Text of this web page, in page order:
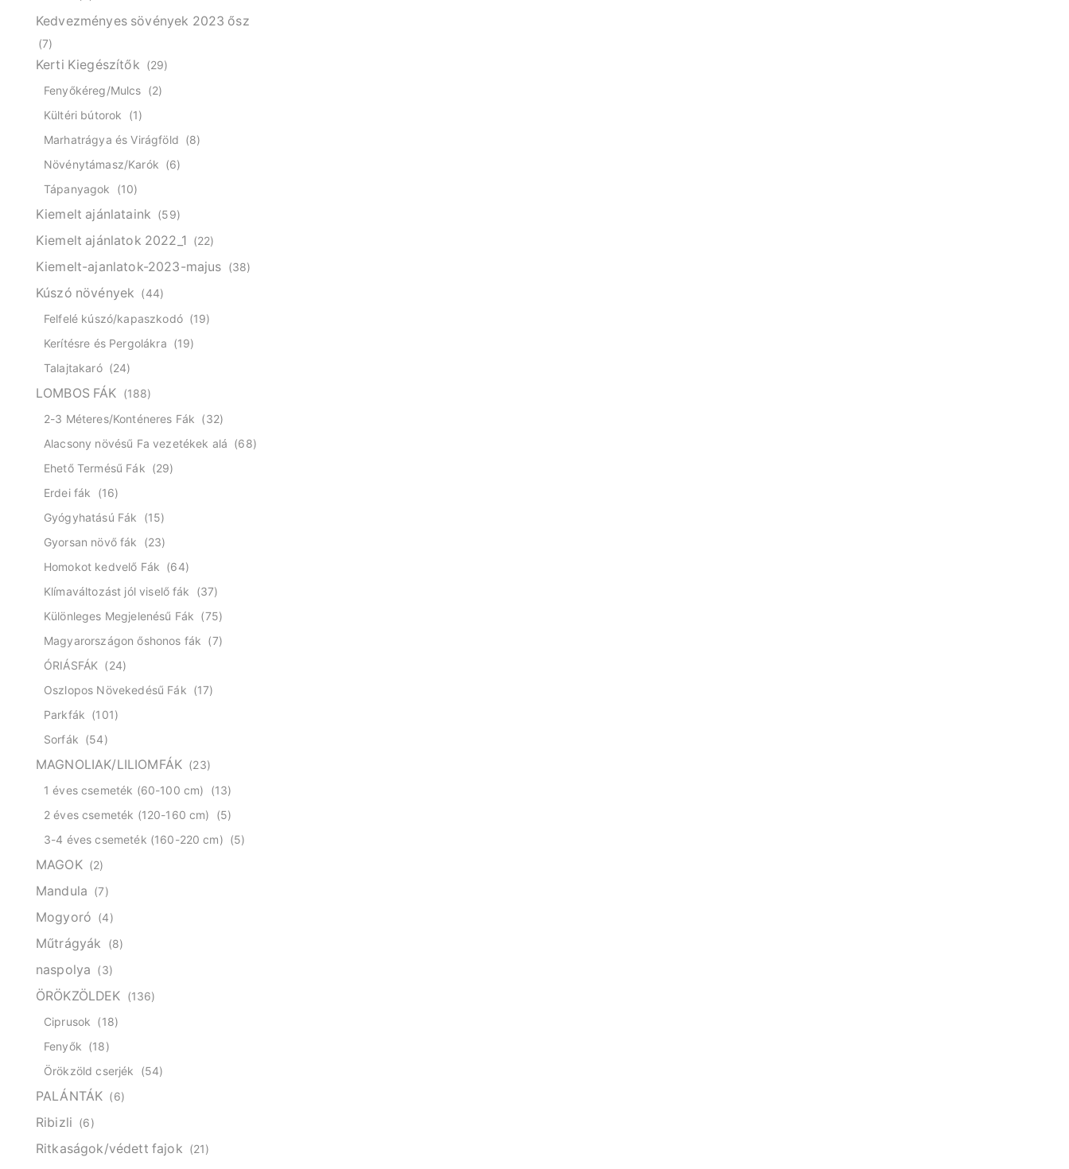
Kedvezményes sövények 2023 ősz
(7)
Kerti Kiegészítők (29)
Fenyőkéreg/Mulcs (2)
Kültéri bútorok
(1)
Marhatrágya és Virágföld (8)
Növénytámasz/Karók (6)
Tápanyagok
(10)
Kiemelt ajánlataink (59)
Kiemelt ajánlatok 2022_1 (22)
Kiemelt-ajanlatok-2023-majus (38)
Kúszó növények (44)
Felfelé kúszó/kapaszkodó (19)
Kerítésre és Pergolákra (19)
Talajtakaró (24)
LOMBOS FÁK (188)
2-3 Méteres/Konténeres Fák (32)
Alacsony növésű Fa vezetékek alá (68)
Ehető Termésű Fák (29)
Erdei fák
(16)
Gyógyhatású Fák
(15)
Gyorsan növő fák
(23)
Homokot kedvelő Fák (64)
Klímaváltozást jól viselő fák
(37)
Különleges Megjelenésű Fák (75)
Magyarországon őshonos fák (7)
ÓRIÁSFÁK (24)
Oszlopos Növekedésű Fák (17)
Parkfák (101)
Sorfák (54)
MAGNOLIAK/LILIOMFÁK (23)
1 éves csemeték (60-100 cm)
(13)
2 éves csemeték (120-160 cm)
(5)
3-4 éves csemeték (160-220 cm) (5)
MAGOK (2)
Mandula (7)
Mogyoró (4)
Műtrágyák (8)
naspolya (3)
ÖRÖKZÖLDEK (136)
Ciprusok (18)
Fenyők (18)
Örökzöld cserjék
(54)
PALÁNTÁK (6)
Ribizli (6)
Ritkaságok/védett fajok (21)